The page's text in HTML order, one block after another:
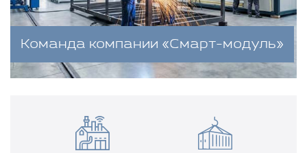
Команда компании «Смарт-модуль»